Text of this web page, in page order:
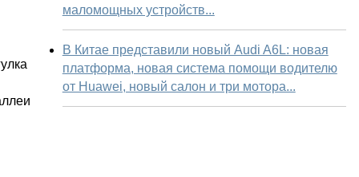
маломощных устройств...
В Китае представили новый Audi A6L: новая
платформа, новая система помощи водителю
от Huawei, новый салон и три мотора...